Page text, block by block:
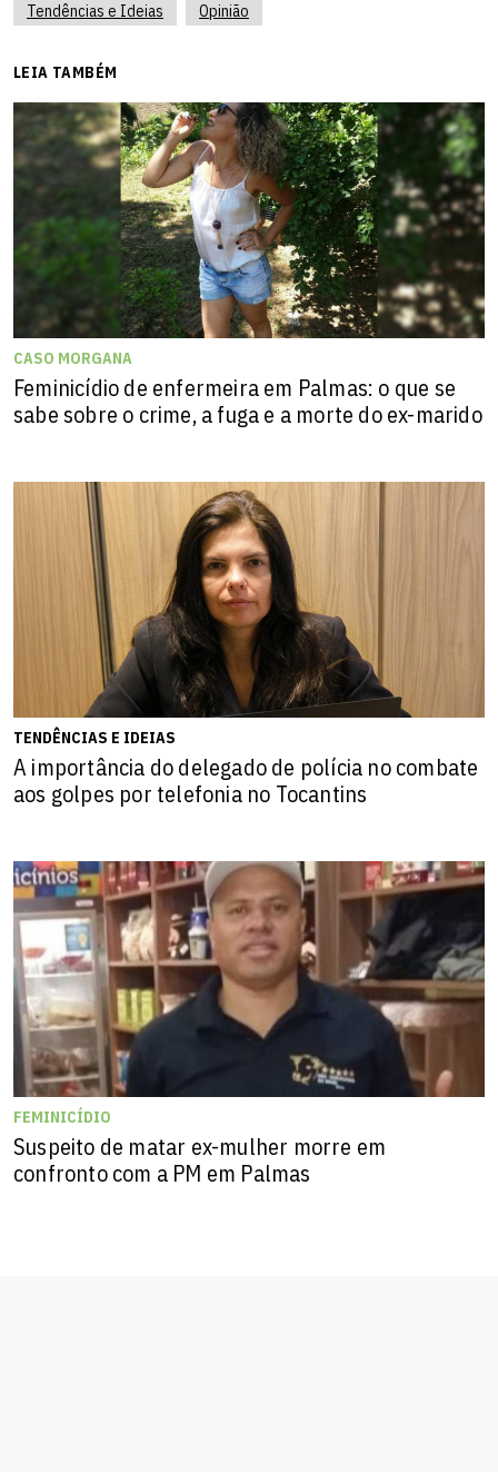
Tendências e Ideias Opinião
LEIA TAMBÉM
CASO MORGANA
Feminicídio de enfermeira em Palmas: o que se
sabe sobre o crime, a fuga e a morte do ex-marido
TENDÊNCIAS E IDEIAS
A importância do delegado de polícia no combate
aos golpes por telefonia no Tocantins
FEMINICÍDIO
Suspeito de matar ex-mulher morre em
confronto com a PM em Palmas